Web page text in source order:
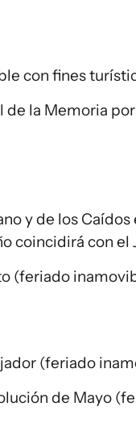
con fines
de la Memoria
y de los
coincidirá con el
(feriado
(feriado
de Mayo